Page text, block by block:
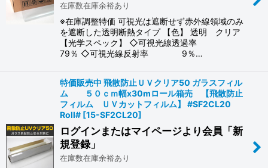
在庫数在庫余裕あり
※在庫調整特価 可視光は遮断せず赤外線領域のみ
を遮断した透明断熱タイプ 【色】 透明 クリア
【光学スペック】 ◇可視光線透過率
79％ ◇可視光線反射率 9％…
特価販売中 飛散防止ＵＶクリア50 ガラスフィル
ム ５０ｃｍ幅x30mロール箱売 【飛散防止
フィルム ＵＶカットフィルム】 #SF2CL20
Roll# [15-SF2CL20]
ログインまたはマイページより会員「新
規登録」
在庫数在庫余裕あり